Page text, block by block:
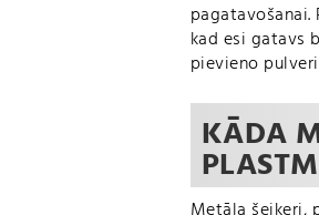
kad esi gatavs
pievieno
KĀDA